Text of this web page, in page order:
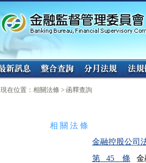
現在位置：相關法條 > 函釋查詢
相 關 法 條
金融控股公司
第 45 條
金